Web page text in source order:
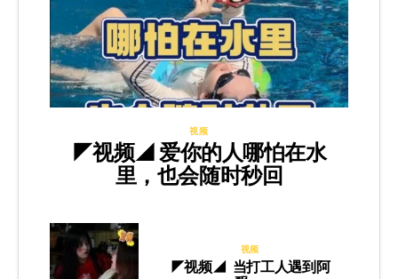
视频
◤视频◢ 爱你的人哪怕在水
里，也会随时秒回
视频
◤视频◢ 当打工人遇到阿